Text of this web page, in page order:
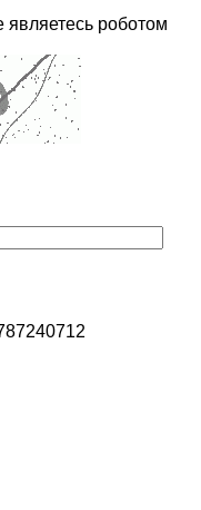
роботом